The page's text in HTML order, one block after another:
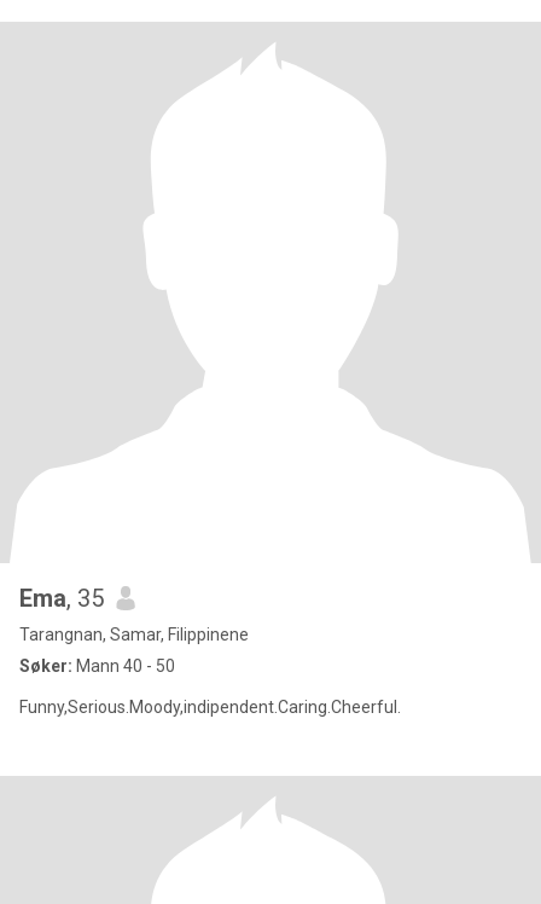
Ema, 35
Tarangnan, Samar, Filippinene
Søker: Mann 40 - 50
Funny,Serious.Moody,indipendent.Caring.Cheerful.